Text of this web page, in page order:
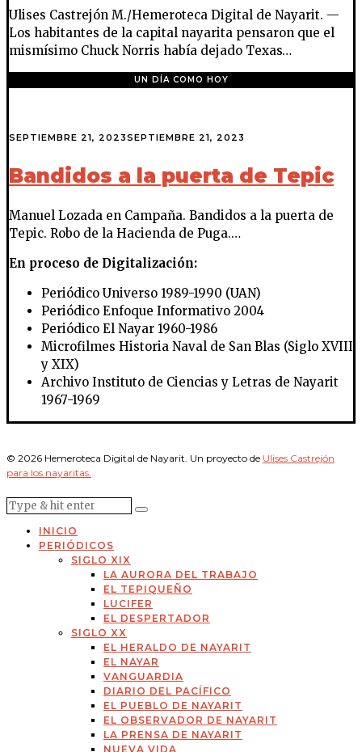
Ulises Castrejón M./Hemeroteca Digital de Nayarit. —
Los habitantes de la capital nayarita pensaron que el
mismísimo Chuck Norris había dejado Texas…
UN DÍA COMO HOY
SEPTIEMBRE 21, 2023SEPTIEMBRE 21, 2023
Bandidos a la puerta de Tepic
Manuel Lozada en Campaña. Bandidos a la puerta de
Tepic. Robo de la Hacienda de Puga.…
En proceso de Digitalización:
Periódico Universo 1989-1990 (UAN)
Periódico Enfoque Informativo 2004
Periódico El Nayar 1960-1986
Microfilmes Historia Naval de San Blas (Siglo XVIII
y XIX)
Archivo Instituto de Ciencias y Letras de Nayarit
1967-1969
© 2026 Hemeroteca Digital de Nayarit. Un proyecto de Ulises Castrejón
para los nayaritas.
INICIO
PERIÓDICOS
SIGLO XIX
LA AURORA DEL TRABAJO
EL TEPIQUEÑO
LUCIFER
EL DESPERTADOR
SIGLO XX
EL HERALDO DE NAYARIT
EL NAYAR
VANGUARDIA
DIARIO DEL PACÍFICO
EL PUEBLO DE NAYARIT
EL OBSERVADOR DE NAYARIT
LA PRENSA DE NAYARIT
NUEVA VIDA